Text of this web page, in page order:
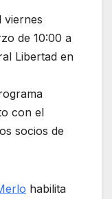
viernes
de 10:00 a
Libertad en
con el
socios de
habilita